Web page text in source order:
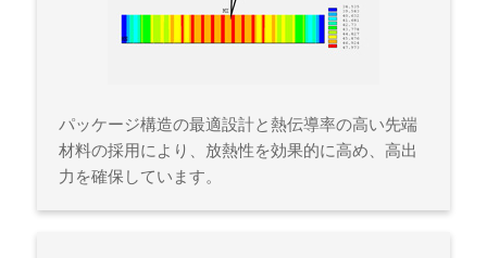
パッケージ構造の最適設計と熱伝導率の高い先端
材料の採用により、放熱性を効果的に高め、高出
力を確保しています。